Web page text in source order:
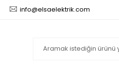
info@elsaelektrik.com